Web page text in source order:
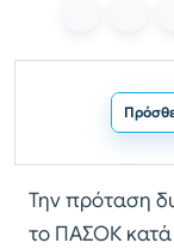
Την πρόταση
το ΠΑΣΟΚ κατά